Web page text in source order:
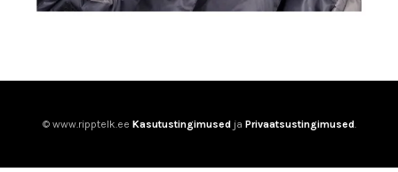
© www.ripptelk.ee Kasutustingimusedja Privaatsustingimused.